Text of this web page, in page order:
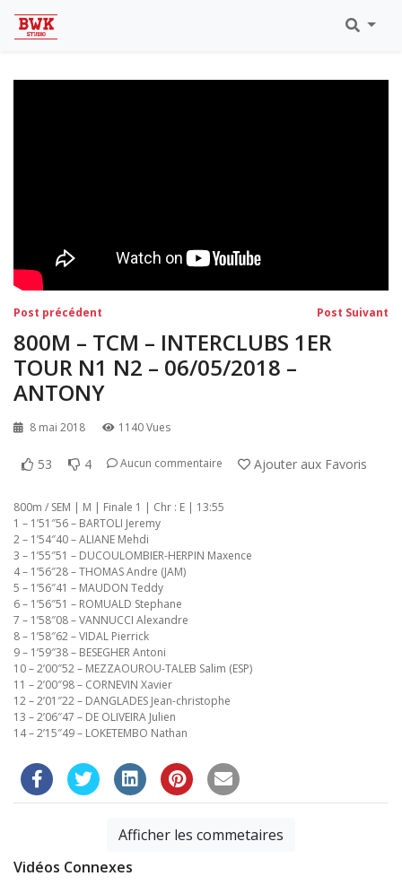
Eaubonne 2019
Navigation
de
l’article
Post précédent Post Suivant
800M – TCM – INTERCLUBS 1ER
TOUR N1 N2 – 06/05/2018 –
ANTONY
8 mai 2018 1140 Vues
53 4 Aucun commentaire Ajouter aux Favoris
800m / SEM | M | Finale 1 | Chr : E | 13:55
1 – 1’51″56 – BARTOLI Jeremy
2 – 1’54″40 – ALIANE Mehdi
3 – 1’55″51 – DUCOULOMBIER-HERPIN Maxence
4 – 1’56″28 – THOMAS Andre (JAM)
5 – 1’56″41 – MAUDON Teddy
6 – 1’56″51 – ROMUALD Stephane
7 – 1’58″08 – VANNUCCI Alexandre
8 – 1’58″62 – VIDAL Pierrick
9 – 1’59″38 – BESEGHER Antoni
10 – 2’00″52 – MEZZAOUROU-TALEB Salim (ESP)
11 – 2’00″98 – CORNEVIN Xavier
12 – 2’01″22 – DANGLADES Jean-christophe
13 – 2’06″47 – DE OLIVEIRA Julien
14 – 2’15″49 – LOKETEMBO Nathan
Afficher les commetaires
Vidéos Connexes